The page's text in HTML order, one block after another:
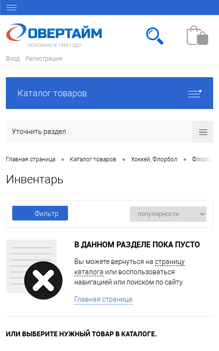
Вход Регистрация
Каталог товаров
Уточнить раздел
Главная страница • Каталог товаров • Хоккей, Флорбол • Флорбол
Инвентарь
Фильтр
В ДАННОМ РАЗДЕЛЕ ПОКА ПУСТО
Вы можете вернуться на страницу
каталога или воспользоваться
навигацией или поиском по сайту.
Главная страница
ИЛИ ВЫБЕРИТЕ НУЖНЫЙ ТОВАР В КАТАЛОГЕ.